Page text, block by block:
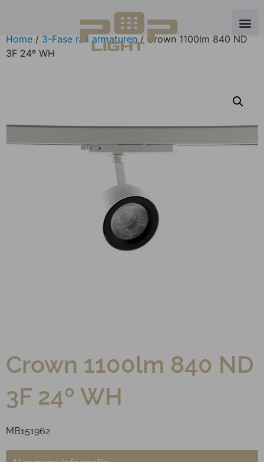
Home / 3-Fase rail armaturen / Crown 1100lm 840 ND
3F 24º WH
Crown 1100lm 840 ND
3F 24º WH
MB151962